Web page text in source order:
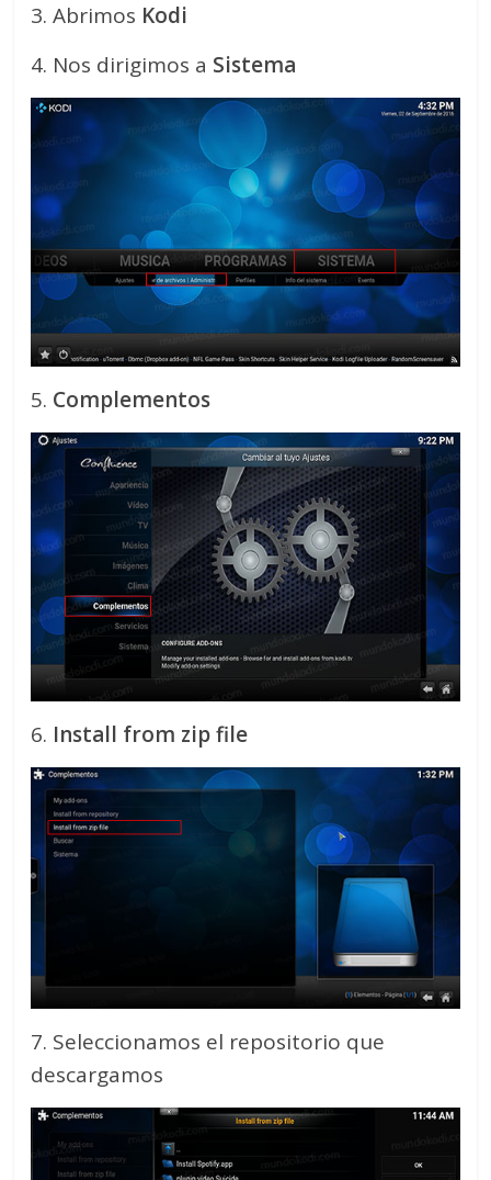
3. Abrimos Kodi
4. Nos dirigimos a Sistema
5. Complementos
6. Install from zip file
7. Seleccionamos el repositorio que
descargamos